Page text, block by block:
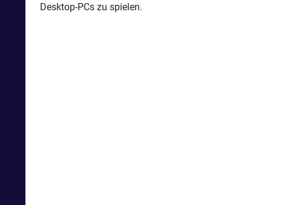
Desktop-PCs zu spielen.